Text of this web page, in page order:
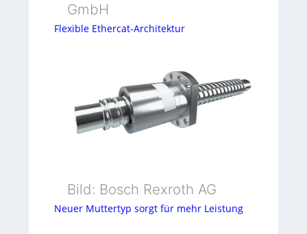
GmbH
Flexible Ethercat-Architektur
Bild: Bosch Rexroth AG
Neuer Muttertyp sorgt für mehr Leistung